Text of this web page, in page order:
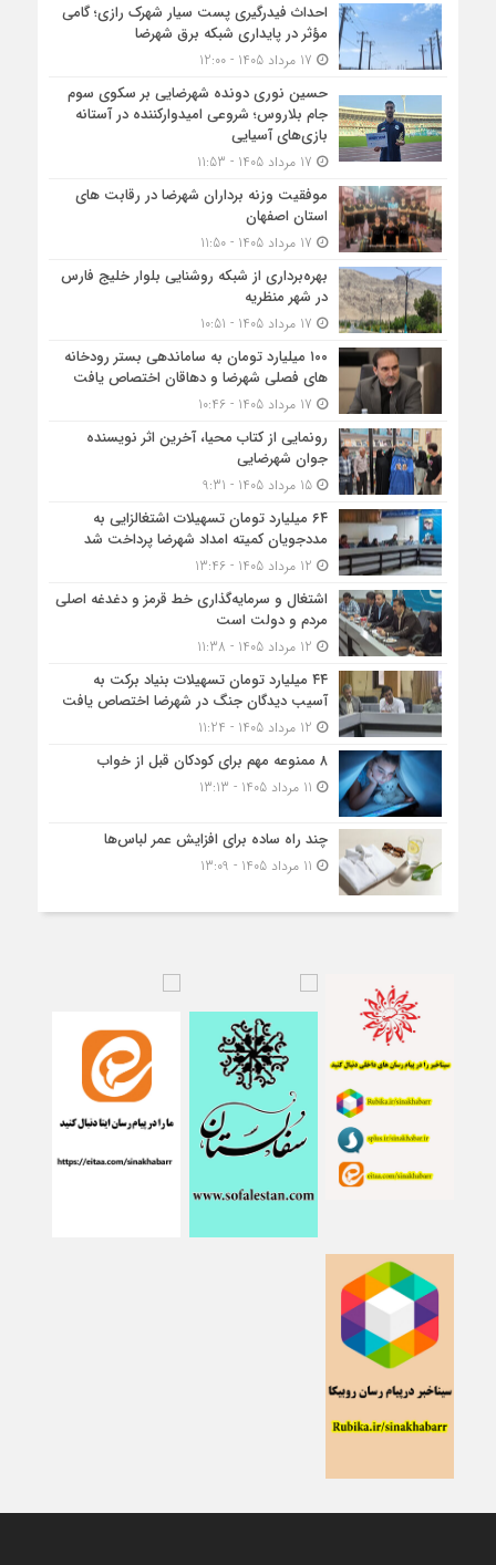
احداث فیدرگیری پست سیار شهرک رازی؛ گامی
مؤثر در پایداری شبکه برق شهرضا
حسین نوری دونده شهرضایی بر سکوی سوم
جام بلاروس؛ شروعی امیدوارکننده در آستانه
بازی‌های آسیایی
موفقیت وزنه برداران شهرضا در رقابت های
استان اصفهان
بهره‌برداری از شبکه روشنایی بلوار خلیج فارس
در شهر منظریه
۱۰۰ میلیارد تومان به ساماندهی بستر رودخانه
های فصلی شهرضا و دهاقان اختصاص یافت
رونمایی از کتاب محیا، آخرین اثر نویسنده
جوان شهرضایی
15 مرداد 1405 - 9:31
۶۴ میلیارد تومان تسهیلات اشتغالزایی به
مددجویان کمیته امداد شهرضا پرداخت شد
اشتغال و سرمایه‌گذاری خط قرمز و دغدغه اصلی
مردم و دولت است
۴۴ میلیارد تومان تسهیلات بنیاد برکت به
آسیب دیدگان جنگ در شهرضا اختصاص یافت
۸ ممنوعه مهم برای کودکان قبل از خواب
چند راه ساده برای افزایش عمر لباس‌ها